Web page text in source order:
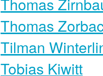
Thomas
Tilman
Tobias Kiwitt